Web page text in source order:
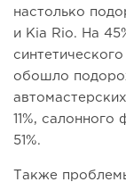
настолько
и Kia Rio. На
обошло
11%,
51%.
Также